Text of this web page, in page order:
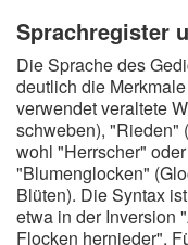
Sprachregister
Die Sprache des
deutlich die
verwendet veraltete
schweben), "Rieden"
wohl "Herrscher"
"Blumenglocken"
Blüten). Die Syntax
etwa in der Inversion
Flocken hernieder".